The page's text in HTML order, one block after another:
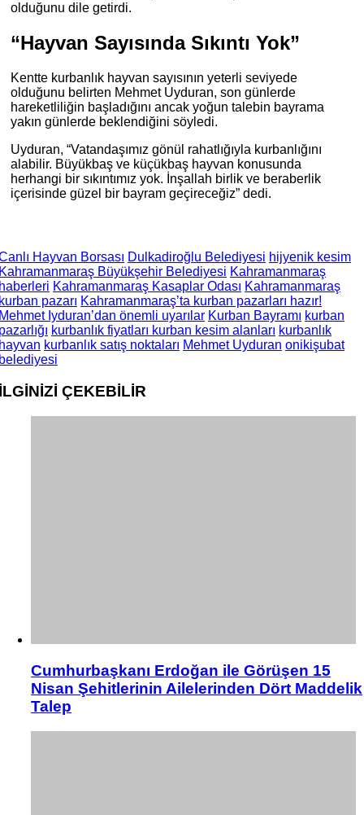
olduğunu dile getirdi.
“Hayvan Sayısında Sıkıntı Yok”
Kentte kurbanlık hayvan sayısının yeterli seviyede
olduğunu belirten Mehmet Uyduran, son günlerde
hareketliliğin başladığını ancak yoğun talebin bayrama
yakın günlerde beklendiğini söyledi.
Uyduran, “Vatandaşımız gönül rahatlığıyla kurbanlığını
alabilir. Büyükbaş ve küçükbaş hayvan konusunda
herhangi bir sıkıntımız yok. İnşallah birlik ve beraberlik
içerisinde güzel bir bayram geçireceğiz” dedi.
Hayvan Borsası Dulkadiroğlu Belediyesi hijyenik kesim
Büyükşehir Belediyesi Kahramanmaraş
Kahramanmaraş Kasaplar Odası Kahramanmaraş
pazarı Kahramanmaraş’ta kurban pazarları hazır!
Iyduran’dan önemli uyarılar Kurban Bayramı kurban
kurbanlık fiyatları kurban kesim alanları kurbanlık
kurbanlık satış noktaları Mehmet Uyduran onikişubat
ÇEKEBİLİR
Cumhurbaşkanı Erdoğan ile Görüşen 15
Nisan Şehitlerinin Ailelerinden Dört Maddelik
Talep